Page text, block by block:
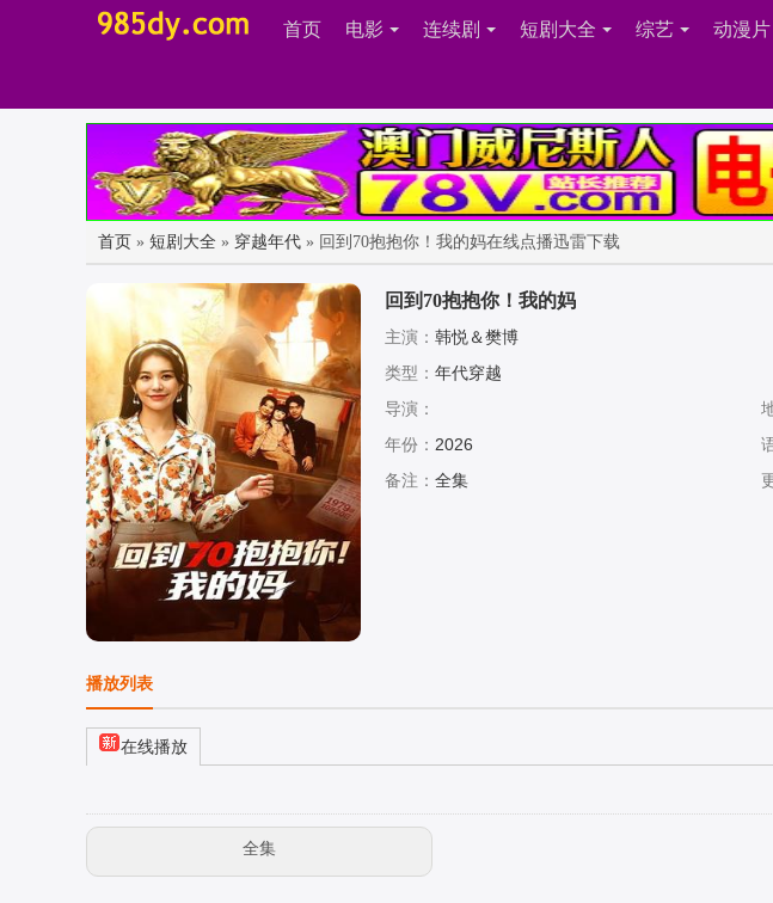
首页 电影 连续剧 短剧大全 综艺 动漫片
首页 » 短剧大全 » 穿越年代 » 回到70抱抱你！我的妈在线点播迅雷下载
回到70抱抱你！我的妈
主演： 韩悦＆樊博
类型： 年代穿越
导演：
年份： 2026
备注： 全集
播放列表
在线播放
全集